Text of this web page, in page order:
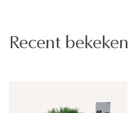
Recent bekeken